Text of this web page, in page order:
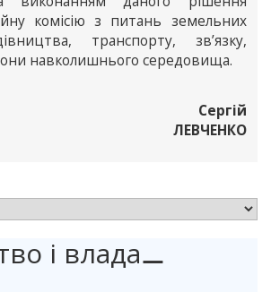
комісію з питань земельних
транспорту, зв’язку,
навколишнього середовища.
Сергій
ЛЕВЧЕНКО
і влада⚊